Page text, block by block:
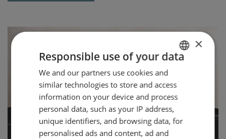
ENGLISH
×
Responsible use of your data
We and our partners use cookies and
similar technologies to store and access
information on your device and process
personal data, such as your IP address,
unique identifiers, and browsing data, for
personalised ads and content, ad and